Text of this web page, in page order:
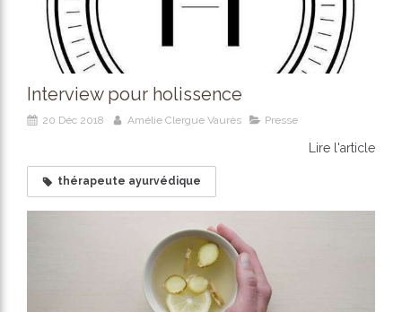
Interview pour holissence
20 Déc 2018 Amélie Clergue Vaurès Presse
Lire l'article
thérapeute ayurvédique